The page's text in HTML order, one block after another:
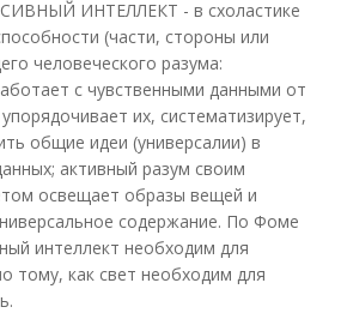
ИНТЕЛЛЕКТ - в схоластике
(части, стороны или
человеческого разума:
с чувственными данными от
их, систематизирует,
общие идеи (универсалии) в
активный разум своим
освещает образы вещей и
содержание. По Фоме
интеллект необходим для
тому, как свет необходим для